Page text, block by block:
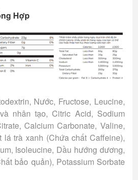
Hợp
Nước, Fructose, Leucine,
nhân tạo, Citric Acid, Sodium
Calcium Carbonate, Valine,
lá trà xanh (Chứa chất Caffeine),
Isoleucine, Dầu hướng dương,
bảo quản), Potassium Sorbate